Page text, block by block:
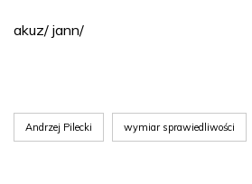
akuz/ jann/
Andrzej Pilecki wymiar sprawiedliwości